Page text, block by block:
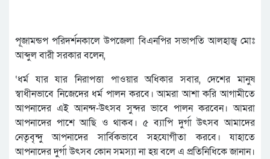
পূজামন্ডপ পরিদর্শনকালে উপজেলা বিএনপির সভাপতি আলহাজ্ব মোঃ
আব্দুল বারী সরকার বলেন,
‘ধর্ম যার যার নিরাপত্তা পাওয়ার অধিকার সবার, দেশের মানুষ
স্বাধীনভাবে নিজেদের ধর্ম পালন করবে। আমরা আশা করি আগামীতে
আপনাদের এই আনন্দ-উৎসব সুন্দর ভাবে পালন করবেন। আমরা
আপনাদের পাশে আছি ও থাকব। ৫ ব্যাপি দুর্গা উৎসব আমাদের
নেতৃবৃন্দু আপনাদের সার্বিকভাবে সহযোগীতা করবে। যাহাতে
আপনাদের দুর্গা উৎসব কোন সমস্যা না হয় বলে এ প্রতিনিধিকে জানান।